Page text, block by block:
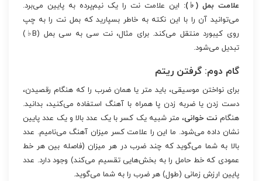
علامت بمل (♭): این علامت نت را یک نیم‌پرده به پایین می‌برد.
می‌توانید آن را با این نکته به خاطر بسپارید که بمل نت را به چپ
روی کیبورد منتقل می‌کند. برای مثال، نت سی به سی بمل (B♭)
تبدیل می‌شود.
گام دوم: گرفتن ریتم
برای نواختن موسیقی، باید متر یا همان ضرب را که هنگام رقصیدن،
دست زدن یا ضربه زدن پا همراه با آهنگ استفاده می‌کنید، بدانید.
هنگام نت خوانی، متر شبیه یک کسر با یک عدد بالا و یک عدد پایین
نشان داده می‌شود. ما این را علامت کسر میزان آهنگ می‌نامیم. عدد
بالا به شما می‌گوید که چند ضرب در هر میزان (فاصله بین هر خط
عمودی که خط حامل را به بخش‌هایی تقسیم می‌کند) وجود دارد. عدد
پایین ارزش زمانی (طول) هر ضرب را به شما می‌گوید.